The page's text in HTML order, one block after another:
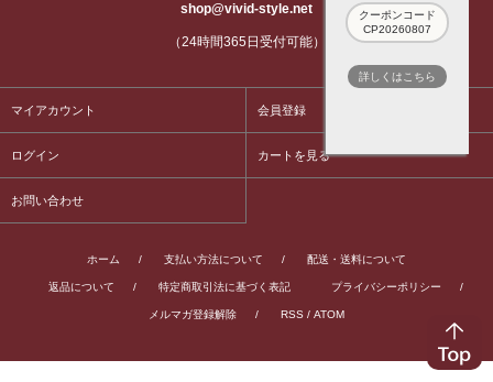
shop@vivid-style.net
（24時間365日受付可能）
マイアカウント 会員登録
ログイン カートを見る
お問い合わせ
ホーム / 支払い方法について / 配送・送料について
返品について / 特定商取引法に基づく表記 プライバシーポリシー /
メルマガ登録解除 / RSS / ATOM
クーポンコード
CP20260807
詳しくはこちら